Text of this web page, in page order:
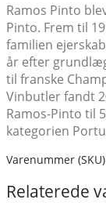
Ramos Pinto
Pinto. Frem til
familien
år efter
til franske
Vinbutler fandt
Ramos-Pinto til
kategorien
Varenummer
Relaterede